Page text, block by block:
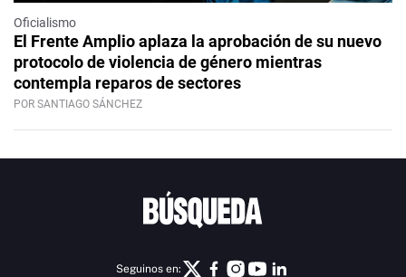
Oficialismo
El Frente Amplio aplaza la aprobación de su nuevo
protocolo de violencia de género mientras
contempla reparos de sectores
POR SANTIAGO SÁNCHEZ
Seguinos en: